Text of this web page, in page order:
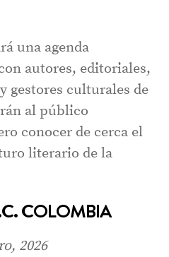
una agenda
autores, editoriales,
gestores culturales de
al público
conocer de cerca el
literario de la
COLOMBIA
2026